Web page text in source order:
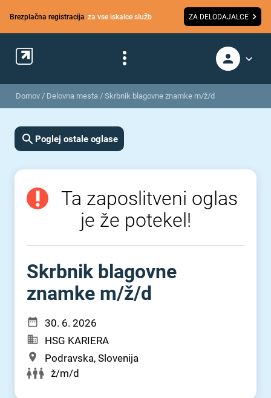
Brezplačna registracija za vse iskalce služb ZA DELODAJALCE
Domov / Delovna mesta / Skrbnik blagovne znamke m/ž/d
Poglej ostale oglase
Ta zaposlitveni oglas
je že potekel!
Skrbnik blagovne
znamke m⁠/⁠ž⁠/⁠d
30. 6. 2026
HSG KARIERA
Podravska, Slovenija
ž/m/d